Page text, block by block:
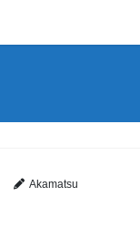
Akamatsu